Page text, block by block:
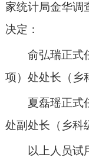
家统计局金华调
决定：
俞弘瑞正式
项）处处长 （乡
夏磊瑶正式
处副 处长（乡科
以上人员试